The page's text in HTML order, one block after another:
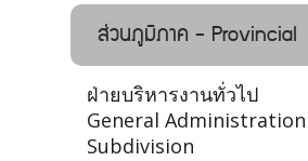
ส่วนภูมิภาค - Provincial
ฝ่ายบริหารงานทั่วไป
General Administration
Subdivision